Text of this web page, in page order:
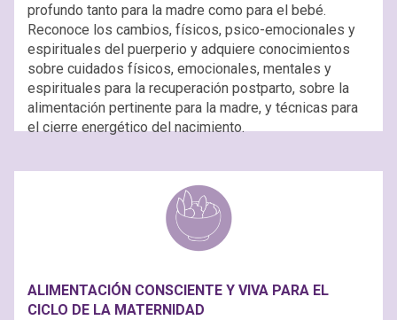
profundo tanto para la madre como para el bebé.
Reconoce los cambios, físicos, psico-emocionales y
espirituales del puerperio y adquiere conocimientos
sobre cuidados físicos, emocionales, mentales y
espirituales para la recuperación postparto, sobre la
alimentación pertinente para la madre, y técnicas para
el cierre energético del nacimiento.
ALIMENTACIÓN CONSCIENTE Y VIVA PARA EL
CICLO DE LA MATERNIDAD